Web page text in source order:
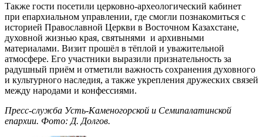
Также гости посетили церковно-археологический кабинет
при епархиальном управлении, где смогли познакомиться с
историей Православной Церкви в Восточном Казахстане,
духовной жизнью края, святынями и архивными
материалами. Визит прошёл в тёплой и уважительной
атмосфере. Его участники выразили признательность за
радушный приём и отметили важность сохранения духовного
и культурного наследия, а также укрепления дружеских связей
между народами и конфессиями.
Пресс-служба Усть-Каменогорской и Семипалатинской
епархии. Фото: Д. Долгов.